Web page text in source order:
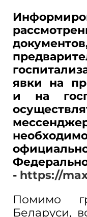
явки на
и на
- https://
Помимо
Беларуси,